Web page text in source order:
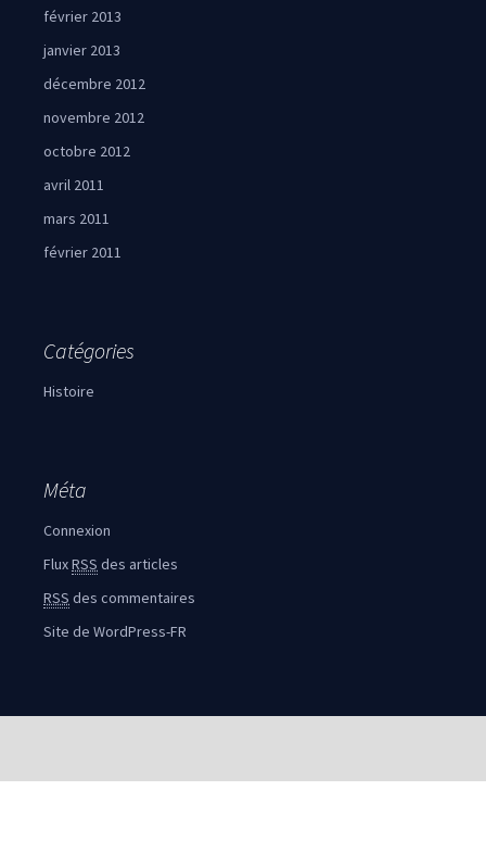
février 2013
janvier 2013
décembre 2012
novembre 2012
octobre 2012
avril 2011
mars 2011
février 2011
Catégories
Histoire
Méta
Connexion
FluxRSS des articles
RSS des commentaires
Site de WordPress-FR